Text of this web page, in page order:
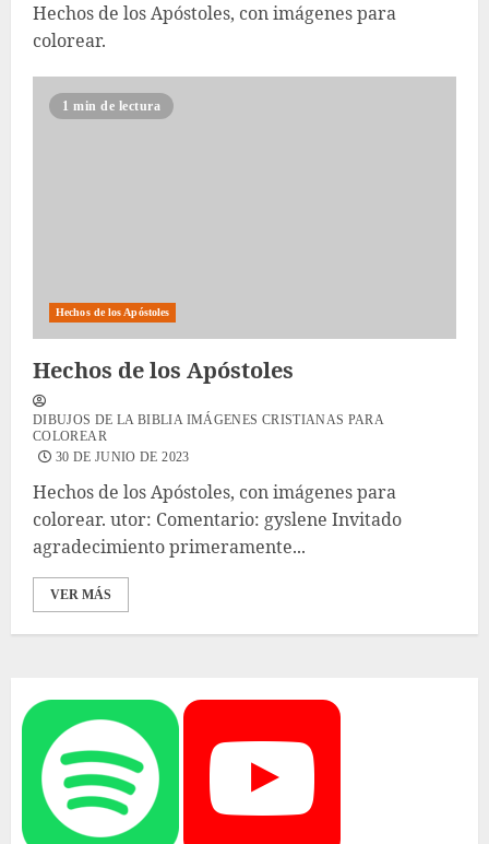
Hechos de los Apóstoles, con imágenes para
colorear.
1 min de lectura
Hechos de los Apóstoles
Hechos de los Apóstoles
DIBUJOS DE LA BIBLIA IMÁGENES CRISTIANAS PARA
COLOREAR
30 DE JUNIO DE 2023
Hechos de los Apóstoles, con imágenes para
colorear. utor: Comentario: gyslene Invitado
agradecimiento primeramente...
VER MÁS